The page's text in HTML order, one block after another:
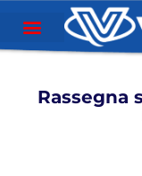
Rassegna